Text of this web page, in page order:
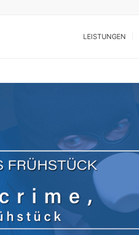
LEISTUNGEN